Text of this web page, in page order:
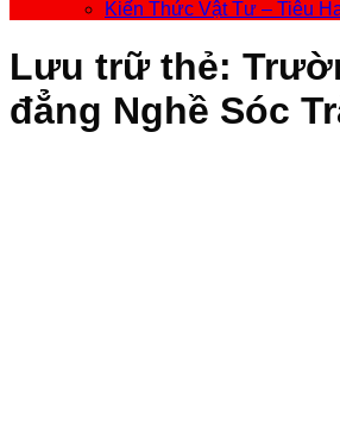
Kiến Thức Vật Tư – Tiêu
Lưu trữ thẻ:
đẳng Nghề Sóc